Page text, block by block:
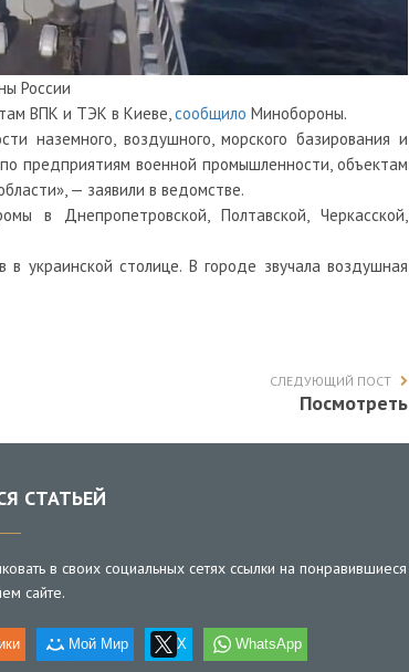
России
ВПК и ТЭК в Киеве, сообщило Минобороны.
наземного, воздушного, морского базирования и
предприятиям военной промышленности, объектам
— заявили в ведомстве.
в Днепропетровской, Полтавской, Черкасской,
украинской столице. В городе звучала воздушная
СЛЕДУЮЩИЙ ПОСТ
Посмотреть
СТАТЬЕЙ
в своих социальных сетях ссылки на понравившиеся
сайте.
Мой Мир X WhatsApp